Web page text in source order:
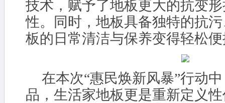
技术，赋予了地板更大的抗变
性。同时，地板具备独特的抗
板的日常清洁与保养变得轻松
在本次“惠民焕新风暴”行动
品，生活家地板更是重新定义